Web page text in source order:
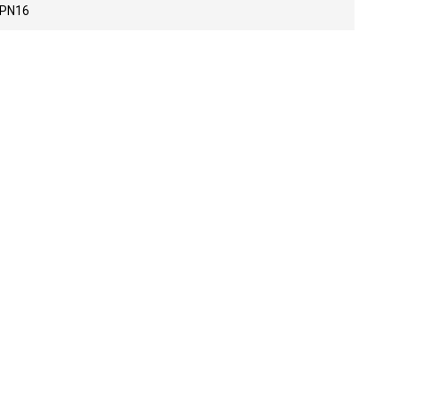
PN16